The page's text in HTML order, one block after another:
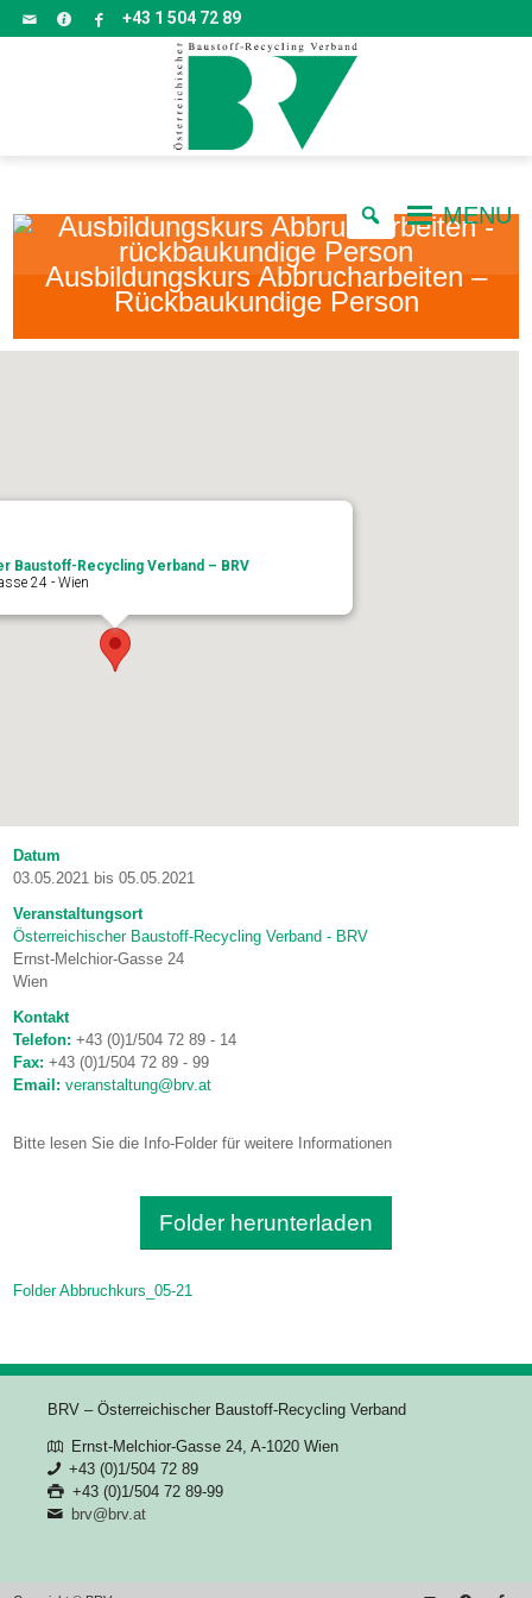
+43 1 504 72 89
MENU
Ausbildungskurs Abbrucharbeiten –
Rückbaukundige Person
Baustoff-Recycling Verband – BRV
24 - Wien
Datum
03.05.2021 bis 05.05.2021
Veranstaltungsort
Österreichischer Baustoff-Recycling Verband - BRV
Ernst-Melchior-Gasse 24
Wien
Kontakt
Telefon:+43 (0)1/504 72 89 - 14
Fax:+43 (0)1/504 72 89 - 99
Email: veranstaltung@brv.at
Bitte lesen Sie die Info-Folder für weitere Informationen
Folder herunterladen
Folder Abbruchkurs_05-21
BRV – Österreichischer Baustoff-Recycling Verband
Ernst-Melchior-Gasse 24, A-1020 Wien
+43 (0)1/504 72 89
+43 (0)1/504 72 89-99
brv@brv.at